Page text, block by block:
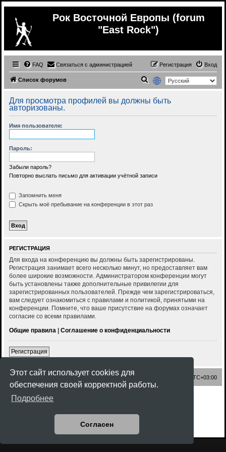
Этот сайт использует cookies для
обеспечения своей корректной работы.
Подробнее
Согласен
Рок Восточной Европы (forum
"East Rock")
FAQ Связаться с администрацией Вход
Регистрация
Список форумов
и
с
Для просмотра профилей вы должны быть
авторизованы.
Имя пользователя:
Пароль:
Забыли пароль?
Повторно выслать письмо для активации учётной записи
Запомнить меня
Скрыть моё пребывание на конференции в этот раз
РЕГИСТРАЦИЯ
Для входа на конференцию вы должны быть зарегистрированы.
Регистрация занимает всего несколько минут, но предоставляет вам
более широкие возможности. Администратором конференции могут
быть установлены также дополнительные привилегии для
зарегистрированных пользователей. Прежде чем зарегистрироваться,
вам следует ознакомиться с правилами и политикой, принятыми на
конференции. Помните, что ваше присутствие на форумах означает
согласие со всеми правилами.
Общие правила | Соглашение о конфиденциальности
Регистрация
Список форумов UTC+03:00
Создано на основе
Русская поддержка phpBB
Конфиденциальность